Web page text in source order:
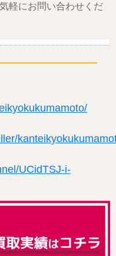
軽にお問い合わせくだ
UCidTSJ-i-